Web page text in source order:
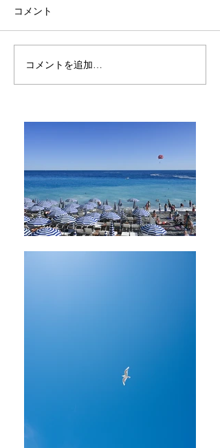
どうやったら上手に写真
が撮れますか？
コメント
コメントを追加…